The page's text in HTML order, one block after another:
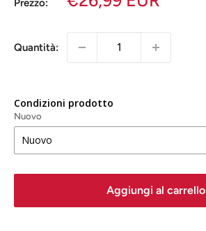
Quantità:
Condizioni prodotto
Nuovo
Aggiungi al carrello